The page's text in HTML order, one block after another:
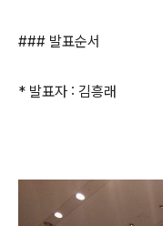
### 발표순서
* 발표자 : 김흥래